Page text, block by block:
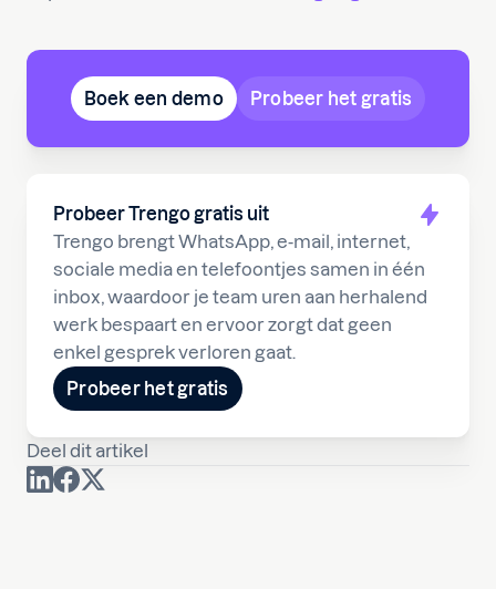
Probeer Trengo gratis uit
Trengo brengt WhatsApp, e-mail, internet,
sociale media en telefoontjes samen in één
inbox, waardoor je team uren aan herhalend
werk bespaart en ervoor zorgt dat geen
enkel gesprek verloren gaat.
Probeer het gratis
Deel dit artikel
Boek een demo Probeer het gratis